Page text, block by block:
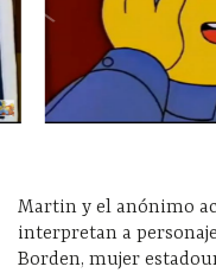
Martin y el anónimo
interpretan a
Borden, mujer